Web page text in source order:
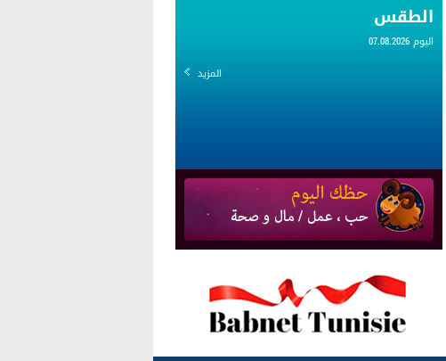
الطقس
اليوم 07.08.2026
المزيد